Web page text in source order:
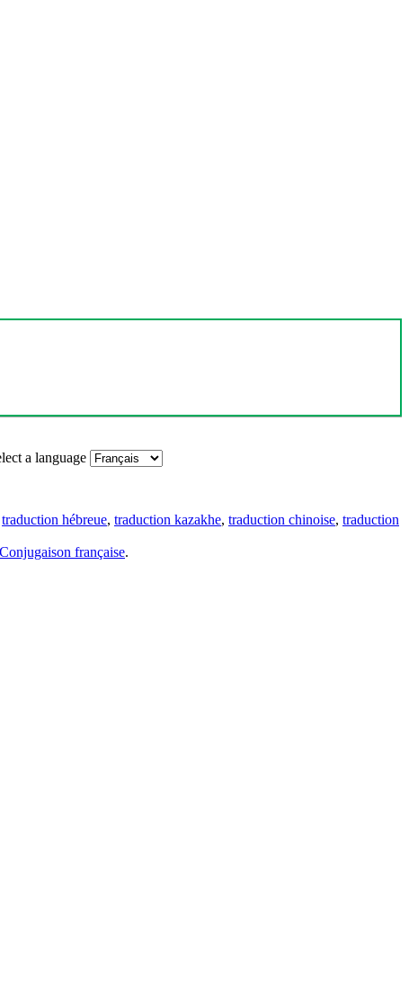
a language
traduction hébreue, traduction kazakhe, traduction chinoise, traduction
Conjugaison française.